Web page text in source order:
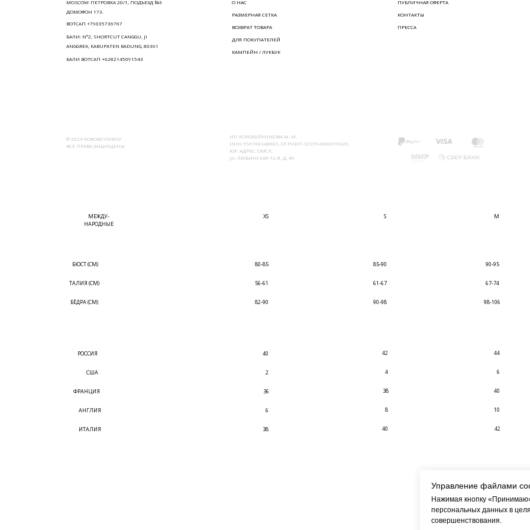
КОНТАКТЫ
ПРЕССА
ВОЗВРАТ ТОВАРА
ДЛЯ ПОКУПАТЕЛЕЙ
О НАС
© 2024 KOROBEYNIKOV
ВСЕ ПРАВА ЗАЩИЩЕНЫ
ИП КОРОБЕЙНИКОВА М. М.
ИНН 550768348003, ОГРНИП 323554300076020,
ЮР. АДРЕС: ОМСК,
ул. ЛЮБИНСКАЯ 12-Я, Д. 46
РАЗМЕРНАЯ СЕТКА
ПУБЛИЧНАЯ ОФЕРТА
КАМПЕЙН / ЛУКБУК
БАЛИ: N°2, SHORTCUT CANGGU, JI
ANGGREK, KABUPATEN BADUNG, 80361
MOSCOW: ПЕТРОВКА 20/1, ПОДЪЕЗД №3
ДОМОФОН 173.
БАЛИ ВОТСАП +6282145091543
ВОТСАП +79035736767
МЕЖДУ-
НАРОДНЫЕ
XS S M
БЮСТ (СМ)
ТАЛИЯ (СМ)
БЁДРА (СМ)
80-85
56-61
82-90
85-90
61-67
90-98
90-95
67-74
98-106
РОССИЯ
США
ФРАНЦИЯ
АНГЛИЯ
ИТАЛИЯ
40
2
36
6
38
42
4
38
8
40
44
6
40
10
42
Управление файлами
Нажимая кнопку
персональных данных в
совершенствования.